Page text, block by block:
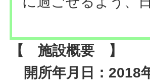
【 施設概要 】
開所年月日：2018